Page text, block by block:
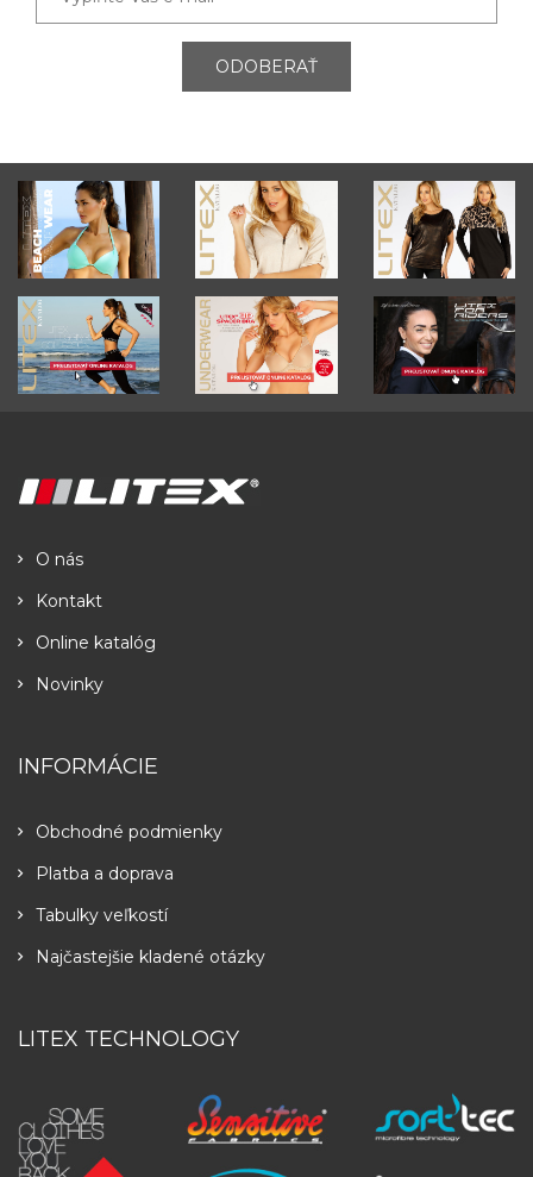
ODOBERAŤ
O nás
Kontakt
Online katalóg
Novinky
INFORMÁCIE
Obchodné podmienky
Platba a doprava
Tabulky veľkostí
Najčastejšie kladené otázky
LITEX TECHNOLOGY